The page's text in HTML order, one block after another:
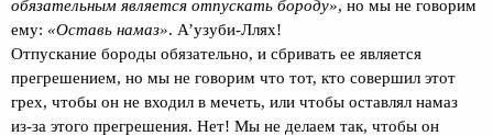
обязательным является отпускать бороду», но мы не говорим
ему: «Оставь намаз». А’узуби-Ллях!
Отпускание бороды обязательно, и сбривать ее является
прегрешением, но мы не говорим что тот, кто совершил этот
грех, чтобы он не входил в мечеть, или чтобы оставлял намаз
из-за этого прегрешения. Нет! Мы не делаем так, чтобы он